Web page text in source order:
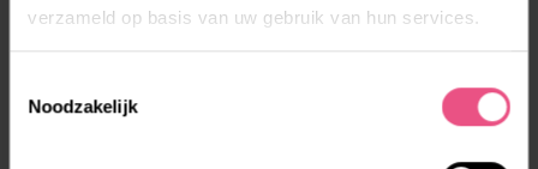
verzameld op basis van uw gebruik van hun services.
Noodzakelijk